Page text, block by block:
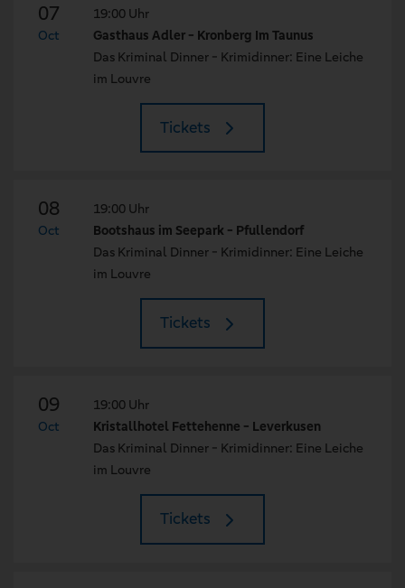
07
Oct
19:00 Uhr
Gasthaus Adler - Kronberg Im Taunus
Das Kriminal Dinner - Krimidinner: Eine Leiche
im Louvre
Tickets
08
Oct
19:00 Uhr
Bootshaus im Seepark - Pfullendorf
Das Kriminal Dinner - Krimidinner: Eine Leiche
im Louvre
Tickets
09
Oct
19:00 Uhr
Kristallhotel Fettehenne - Leverkusen
Das Kriminal Dinner - Krimidinner: Eine Leiche
im Louvre
Tickets